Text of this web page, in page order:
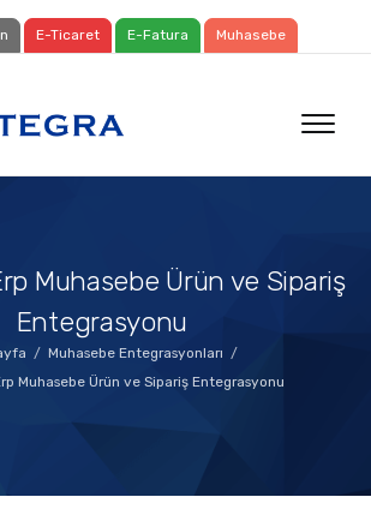
E-Ticaret E-Fatura Muhasebe
Muhasebe Ürün ve Sipariş
Entegrasyonu
Muhasebe Entegrasyonları
Muhasebe Ürün ve Sipariş Entegrasyonu